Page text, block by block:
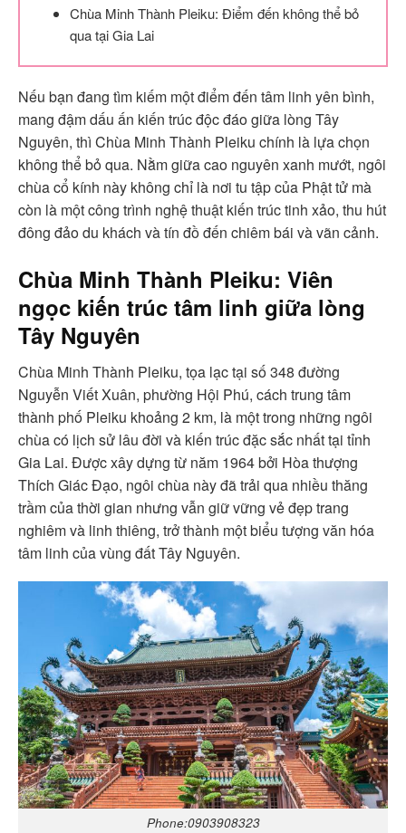
Chùa Minh Thành Pleiku: Điểm đến không thể bỏ
qua tại Gia Lai
Nếu bạn đang tìm kiếm một điểm đến tâm linh yên bình,
mang đậm dấu ấn kiến trúc độc đáo giữa lòng Tây
Nguyên, thì Chùa Minh Thành Pleiku chính là lựa chọn
không thể bỏ qua. Nằm giữa cao nguyên xanh mướt, ngôi
chùa cổ kính này không chỉ là nơi tu tập của Phật tử mà
còn là một công trình nghệ thuật kiến trúc tinh xảo, thu hút
đông đảo du khách và tín đồ đến chiêm bái và vãn cảnh.
Chùa Minh Thành Pleiku: Viên
ngọc kiến trúc tâm linh giữa lòng
Tây Nguyên
Chùa Minh Thành Pleiku, tọa lạc tại số 348 đường
Nguyễn Viết Xuân, phường Hội Phú, cách trung tâm
thành phố Pleiku khoảng 2 km, là một trong những ngôi
chùa có lịch sử lâu đời và kiến trúc đặc sắc nhất tại tỉnh
Gia Lai. Được xây dựng từ năm 1964 bởi Hòa thượng
Thích Giác Đạo, ngôi chùa này đã trải qua nhiều thăng
trầm của thời gian nhưng vẫn giữ vững vẻ đẹp trang
nghiêm và linh thiêng, trở thành một biểu tượng văn hóa
tâm linh của vùng đất Tây Nguyên.
Phone:0903908323